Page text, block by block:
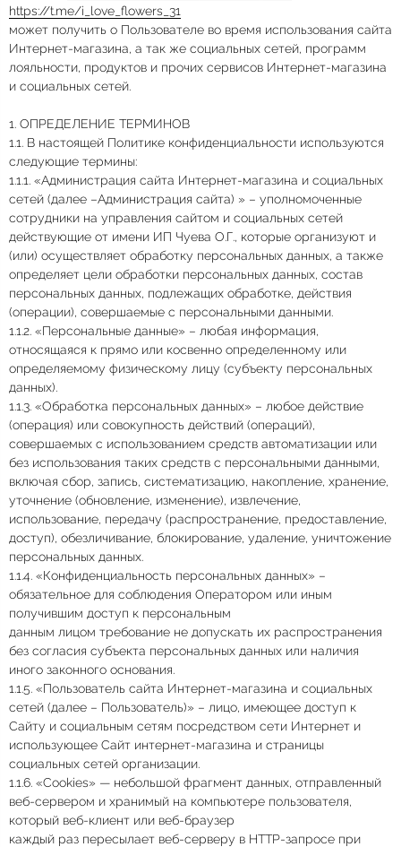
https://t.me/i_love_flowers_31
может получить о Пользователе во время использования сайта
Интернет-магазина, а так же социальных сетей, программ
лояльности, продуктов и прочих сервисов Интернет-магазина
и социальных сетей.
1. ОПРЕДЕЛЕНИЕ ТЕРМИНОВ
1.1. В настоящей Политике конфиденциальности используются
следующие термины:
1.1.1. «Администрация сайта Интернет-магазина и социальных
сетей (далее –Администрация сайта) » – уполномоченные
сотрудники на управления сайтом и социальных сетей
действующие от имени ИП Чуева О.Г., которые организуют и
(или) осуществляет обработку персональных данных, а также
определяет цели обработки персональных данных, состав
персональных данных, подлежащих обработке, действия
(операции), совершаемые с персональными данными.
1.1.2. «Персональные данные» – любая информация,
относящаяся к прямо или косвенно определенному или
определяемому физическому лицу (субъекту персональных
данных).
1.1.3. «Обработка персональных данных» – любое действие
(операция) или совокупность действий (операций),
совершаемых с использованием средств автоматизации или
без использования таких средств с персональными данными,
включая сбор, запись, систематизацию, накопление, хранение,
уточнение (обновление, изменение), извлечение,
использование, передачу (распространение, предоставление,
доступ), обезличивание, блокирование, удаление, уничтожение
персональных данных.
1.1.4. «Конфиденциальность персональных данных» –
обязательное для соблюдения Оператором или иным
получившим доступ к персональным
данным лицом требование не допускать их распространения
без согласия субъекта персональных данных или наличия
иного законного основания.
1.1.5. «Пользователь сайта Интернет-магазина и социальных
сетей (далее – Пользователь)» – лицо, имеющее доступ к
Сайту и социальным сетям посредством сети Интернет и
использующее Сайт интернет-магазина и страницы
социальных сетей организации.
1.1.6. «Cookies» — небольшой фрагмент данных, отправленный
веб-сервером и хранимый на компьютере пользователя,
который веб-клиент или веб-браузер
каждый раз пересылает веб-серверу в HTTP-запросе при